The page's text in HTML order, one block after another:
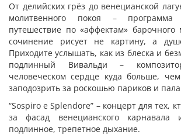
От делийских грёз до венецианской
молитвенного покоя – программа
путешествие по «аффектам»
сочинение рисует не картину, а
Приходите услышать, как из блеска и
подлинный Вивальди –
человеческом сердце куда больше,
заподозрить за роскошью париков и
“Sospiro e Splendore” – концерт для тех,
за фасад венецианского
подлинное, трепетное дыхание.